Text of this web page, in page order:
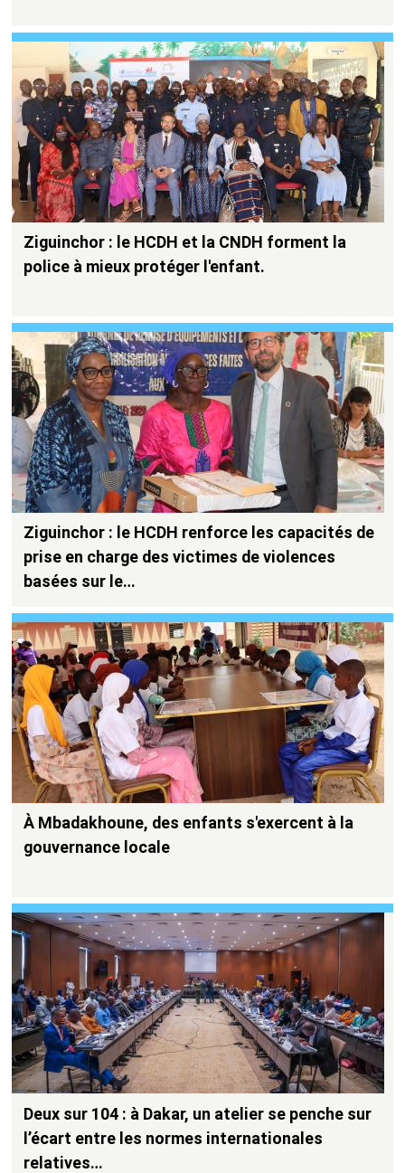
Ziguinchor : le HCDH et la CNDH forment la
police à mieux protéger l'enfant.
Ziguinchor : le HCDH renforce les capacités de
prise en charge des victimes de violences
basées sur le…
À Mbadakhoune, des enfants s'exercent à la
gouvernance locale
Deux sur 104 : à Dakar, un atelier se penche sur
l’écart entre les normes internationales
relatives…